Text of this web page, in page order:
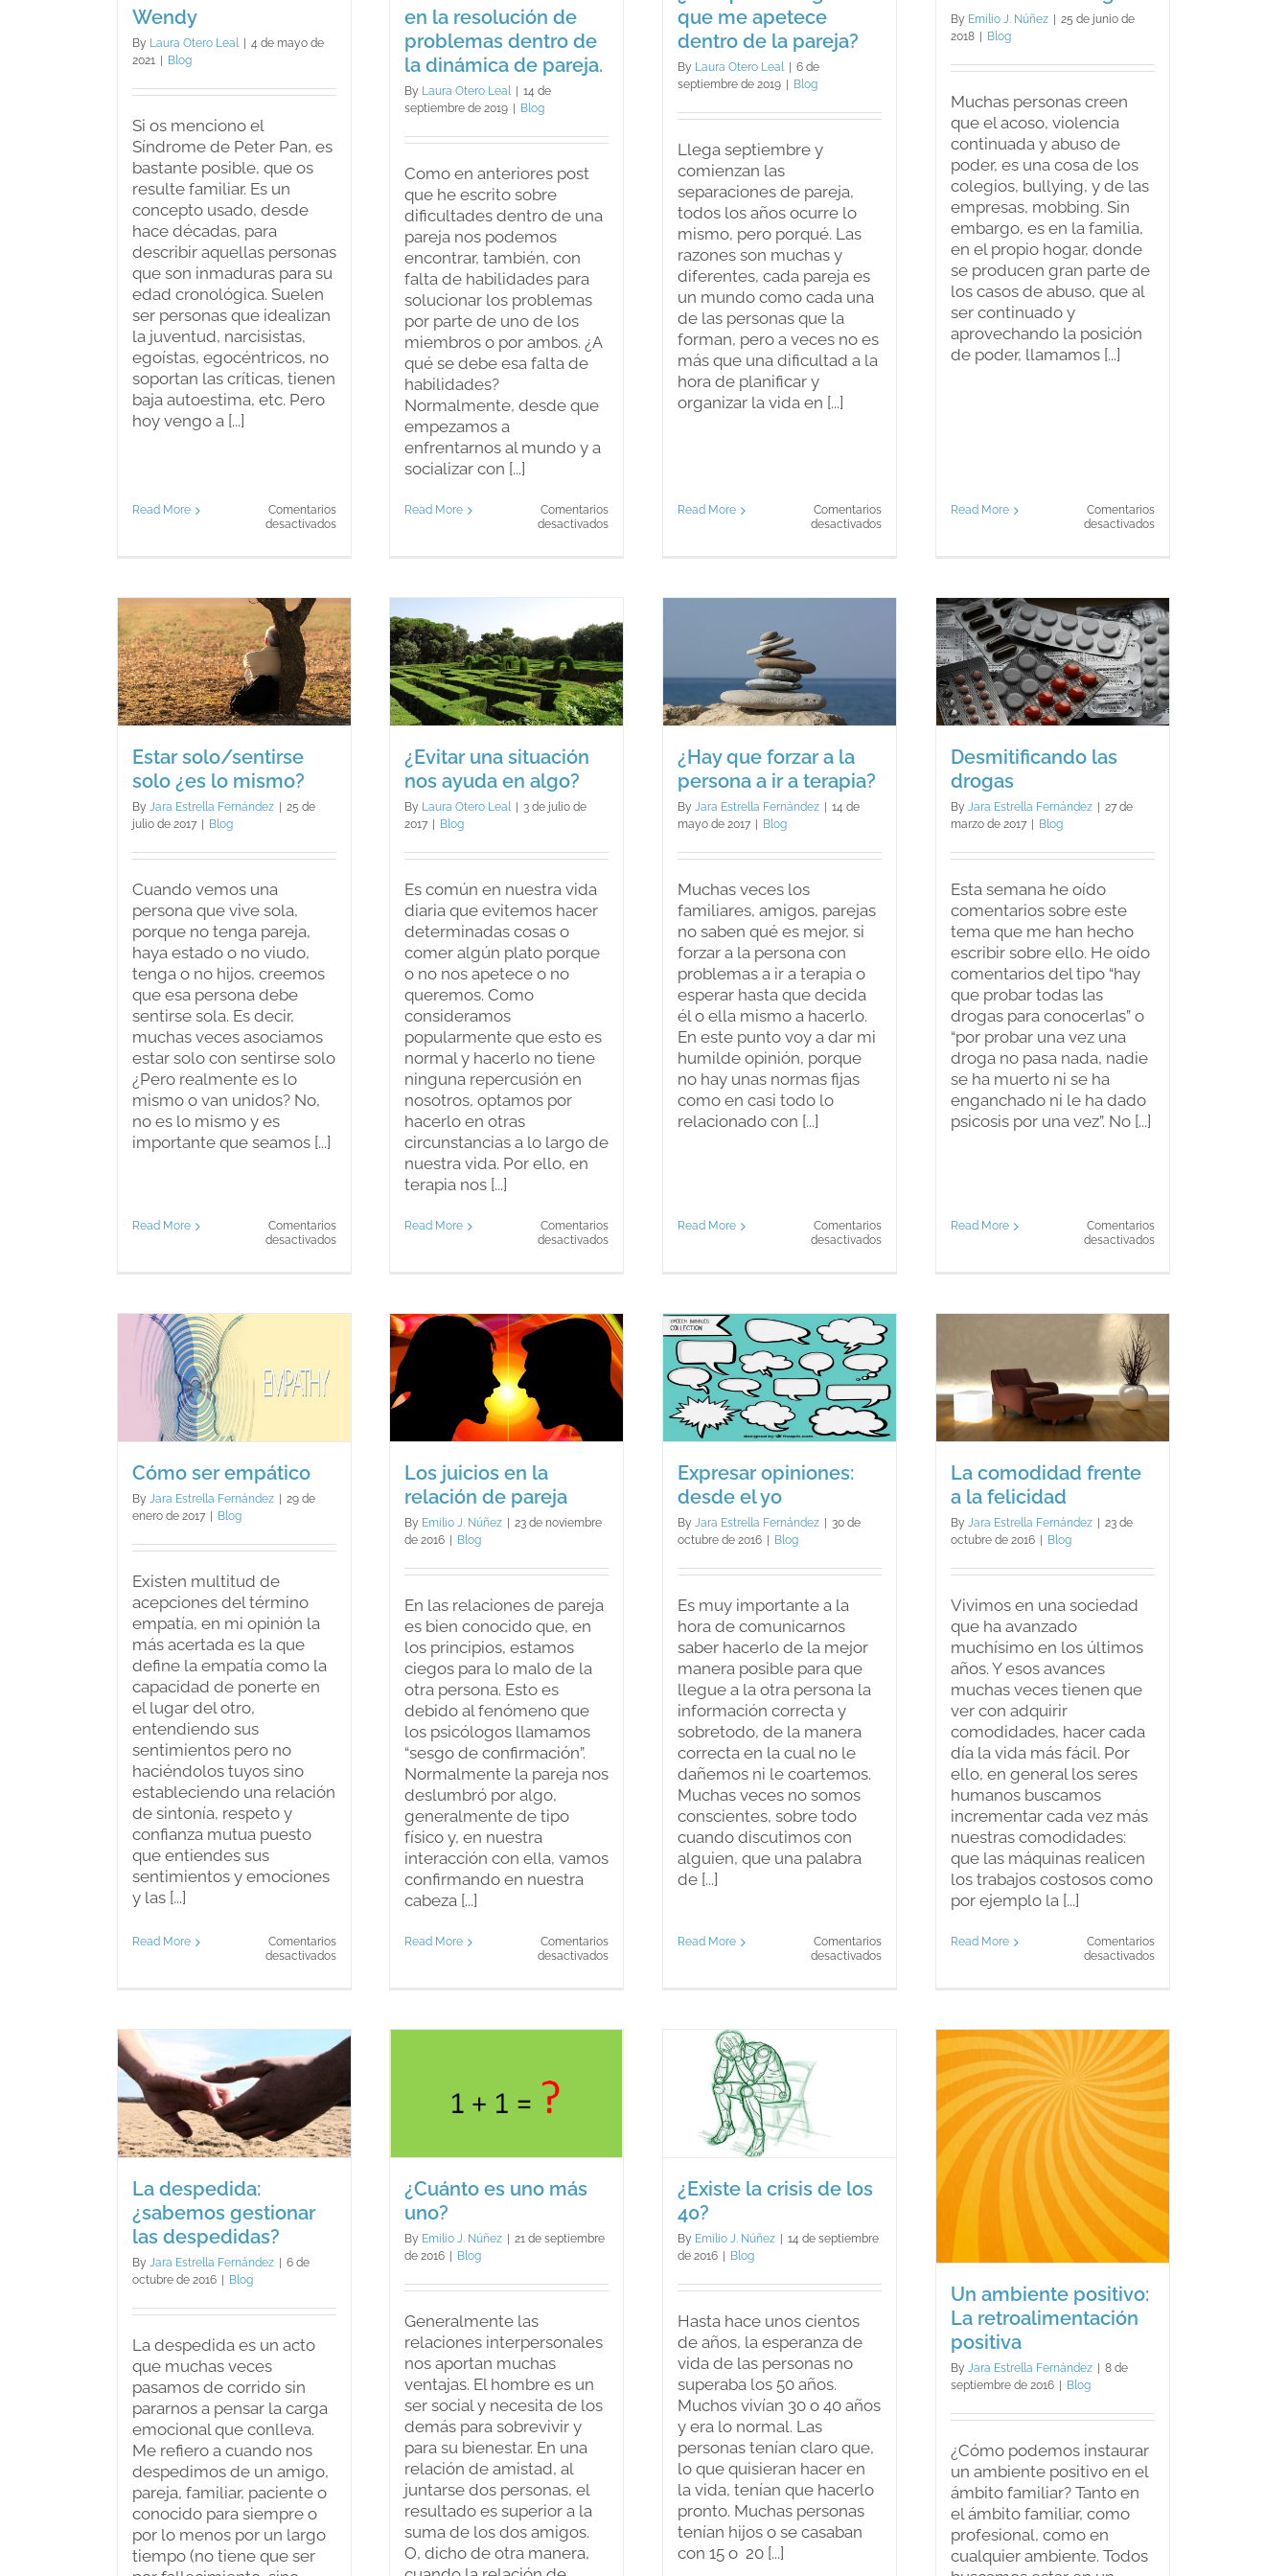
Wendy
By Laura Otero Leal
4 de mayo de
2021
Blog
Si os menciono el
Síndrome de Peter Pan, es
bastante posible, que os
resulte familiar. Es un
concepto usado, desde
hace décadas, para
describir aquellas personas
que son inmaduras para su
edad cronológica. Suelen
ser personas que idealizan
la juventud, narcisistas,
egoístas, egocéntricos, no
soportan las críticas, tienen
baja autoestima, etc. Pero
hoy vengo a [...]
Read More
Comentarios
desactivadosen
en la resolución de
problemas dentro de
la dinámica de pareja.
By Laura Otero Leal
14 de
septiembre de 2019
Blog
Como en anteriores post
que he escrito sobre
dificultades dentro de una
pareja nos podemos
encontrar, también, con
falta de habilidades para
solucionar los problemas
por parte de uno de los
miembros o por ambos. ¿A
qué se debe esa falta de
habilidades?
Normalmente, desde que
empezamos a
enfrentarnos al mundo y a
socializar con [...]
Read More
Comentarios
desactivadosen
de
problemas
dentro
de
la
dinámica
de
pareja.
que me apetece
dentro de la pareja?
By Laura Otero Leal
6 de
septiembre de 2019
Blog
Llega septiembre y
comienzan las
separaciones de pareja,
todos los años ocurre lo
mismo, pero porqué. Las
razones son muchas y
diferentes, cada pareja es
un mundo como cada una
de las personas que la
forman, pero a veces no es
más que una dificultad a la
hora de planificar y
organizar la vida en [...]
Read More
Comentarios
desactivadosen
lo
la
By Emilio J. Núñez
25 de junio de
2018
Blog
Muchas personas creen
que el acoso, violencia
continuada y abuso de
poder, es una cosa de los
colegios, bullying, y de las
empresas, mobbing. Sin
embargo, es en la familia,
en el propio hogar, donde
se producen gran parte de
los casos de abuso, que al
ser continuado y
aprovechando la posición
de poder, llamamos [...]
Read More
Comentarios
desactivadosen
hogar
Estar solo/sentirse
solo ¿es lo mismo?
By Jara Estrella Fernández
25 de
julio de 2017
Blog
Cuando vemos una
persona que vive sola,
porque no tenga pareja,
haya estado o no viudo,
tenga o no hijos, creemos
que esa persona debe
sentirse sola. Es decir,
muchas veces asociamos
estar solo con sentirse solo
¿Pero realmente es lo
mismo o van unidos? No,
no es lo mismo y es
importante que seamos [...]
Read More
Comentarios
desactivadosen
lo
¿Evitar una
situación nos
ayuda en algo?
Blog
¿Evitar una situación
nos ayuda en algo?
By Laura Otero Leal
3 de julio de
2017
Blog
Es común en nuestra vida
diaria que evitemos hacer
determinadas cosas o
comer algún plato porque
o no nos apetece o no
queremos. Como
consideramos
popularmente que esto es
normal y hacerlo no tiene
ninguna repercusión en
nosotros, optamos por
hacerlo en otras
circunstancias a lo largo de
nuestra vida. Por ello, en
terapia nos [...]
Read More
Comentarios
desactivadosen
ayuda
en
algo?
¿Hay que forzar a
la persona a ir a
terapia?
Blog
¿Hay que forzar a la
persona a ir a terapia?
By Jara Estrella Fernández
14 de
mayo de 2017
Blog
Muchas veces los
familiares, amigos, parejas
no saben qué es mejor, si
forzar a la persona con
problemas a ir a terapia o
esperar hasta que decida
él o ella mismo a hacerlo.
En este punto voy a dar mi
humilde opinión, porque
no hay unas normas fijas
como en casi todo lo
relacionado con [...]
Read More
Comentarios
desactivadosen
la
persona
a
ir
a
terapia?
Desmitificando las
drogas
Blog
Desmitificando las
drogas
By Jara Estrella Fernández
27 de
marzo de 2017
Blog
Esta semana he oído
comentarios sobre este
tema que me han hecho
escribir sobre ello. He oído
comentarios del tipo “hay
que probar todas las
drogas para conocerlas” o
“por probar una vez una
droga no pasa nada, nadie
se ha muerto ni se ha
enganchado ni le ha dado
psicosis por una vez”. No [...]
Read More
Comentarios
desactivadosen
Cómo ser empático
By Jara Estrella Fernández
29 de
enero de 2017
Blog
Existen multitud de
acepciones del término
empatía, en mi opinión la
más acertada es la que
define la empatía como la
capacidad de ponerte en
el lugar del otro,
entendiendo sus
sentimientos pero no
haciéndolos tuyos sino
estableciendo una relación
de sintonía, respeto y
confianza mutua puesto
que entiendes sus
sentimientos y emociones
y las [...]
Read More
Comentarios
desactivadosen
Los juicios en la
relación de pareja
Los juicios en la
relación de pareja
By Emilio J. Núñez
23 de noviembre
de 2016
Blog
En las relaciones de pareja
es bien conocido que, en
los principios, estamos
ciegos para lo malo de la
otra persona. Esto es
debido al fenómeno que
los psicólogos llamamos
“sesgo de confirmación”.
Normalmente la pareja nos
deslumbró por algo,
generalmente de tipo
físico y, en nuestra
interacción con ella, vamos
confirmando en nuestra
cabeza [...]
Read More
Comentarios
desactivadosen
relación
Expresar
opiniones: desde
el yo
Blog
Expresar opiniones:
desde el yo
By Jara Estrella Fernández
30 de
octubre de 2016
Blog
Es muy importante a la
hora de comunicarnos
saber hacerlo de la mejor
manera posible para que
llegue a la otra persona la
información correcta y
sobretodo, de la manera
correcta en la cual no le
dañemos ni le coartemos.
Muchas veces no somos
conscientes, sobre todo
cuando discutimos con
alguien, que una palabra
de [...]
Read More
Comentarios
desactivadosen
La comodidad
frente a la
felicidad
Blog
La comodidad frente
a la felicidad
By Jara Estrella Fernández
23 de
octubre de 2016
Blog
Vivimos en una sociedad
que ha avanzado
muchísimo en los últimos
años. Y esos avances
muchas veces tienen que
ver con adquirir
comodidades, hacer cada
día la vida más fácil. Por
ello, en general los seres
humanos buscamos
incrementar cada vez más
nuestras comodidades:
que las máquinas realicen
los trabajos costosos como
por ejemplo la [...]
Read More
Comentarios
desactivadosen
la
felicidad
La despedida:
¿sabemos gestionar
las despedidas?
By Jara Estrella Fernández
6 de
octubre de 2016
Blog
La despedida es un acto
que muchas veces
pasamos de corrido sin
pararnos a pensar la carga
emocional que conlleva.
Me refiero a cuando nos
despedimos de un amigo,
pareja, familiar, paciente o
conocido para siempre o
por lo menos por un largo
tiempo (no tiene que ser
¿Cuánto es uno
más uno?
Blog
¿Cuánto es uno más
uno?
By Emilio J. Núñez
21 de septiembre
de 2016
Blog
Generalmente las
relaciones interpersonales
nos aportan muchas
ventajas. El hombre es un
ser social y necesita de los
demás para sobrevivir y
para su bienestar. En una
relación de amistad, al
juntarse dos personas, el
resultado es superior a la
suma de los dos amigos.
O, dicho de otra manera,
¿Existe la crisis de
los 40?
¿Existe la crisis de los
40?
By Emilio J. Núñez
14 de septiembre
de 2016
Blog
Hasta hace unos cientos
de años, la esperanza de
vida de las personas no
superaba los 50 años.
Muchos vivían 30 o 40 años
y era lo normal. Las
personas tenían claro que,
lo que quisieran hacer en
la vida, tenían que hacerlo
pronto. Muchas personas
tenían hijos o se casaban
con 15 o 20 [...]
Un ambiente
positivo: La
positiva
Un ambiente positivo:
La retroalimentación
positiva
By Jara Estrella Fernández
8 de
septiembre de 2016
Blog
¿Cómo podemos instaurar
un ambiente positivo en el
ámbito familiar? Tanto en
el ámbito familiar, como
profesional, como en
cualquier ambiente. Todos